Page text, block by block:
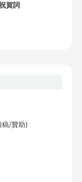
賀詞
稿/贊助)